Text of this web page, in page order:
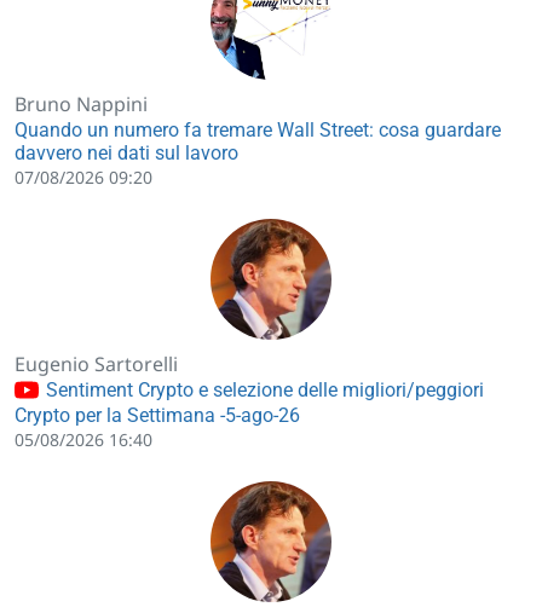
Bruno Nappini
Quando un numero fa tremare Wall Street: cosa guardare
davvero nei dati sul lavoro
07/08/2026 09:20
Eugenio Sartorelli
Sentiment Crypto e selezione delle migliori/peggiori
Crypto per la Settimana -5-ago-26
05/08/2026 16:40